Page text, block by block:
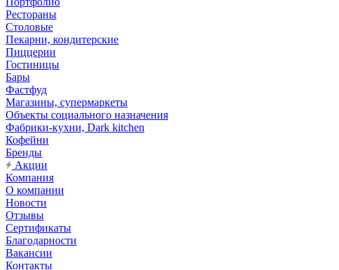
Рестораны
Столовые
Пекарни, кондитерские
Пиццерии
Гостиницы
Бары
Фастфуд
Магазины, супермаркеты
Объекты социального назначения
Фабрики-кухни, Dark kitchen
Кофейни
Бренды
Акции
Компания
О компании
Новости
Отзывы
Сертификаты
Благодарности
Вакансии
Контакты